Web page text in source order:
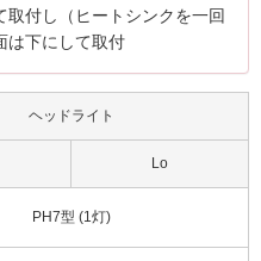
取付し（ヒートシンクを一回
は下にして取付
ヘッドライト
Lo
PH7型 (1灯)